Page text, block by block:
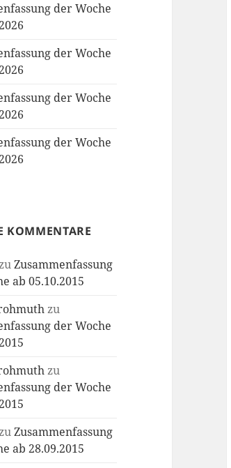
der Woche
der Woche
der Woche
der Woche
KOMMENTARE
Zusammenfassung
ab 05.10.2015
zu
der Woche
zu
der Woche
Zusammenfassung
ab 28.09.2015